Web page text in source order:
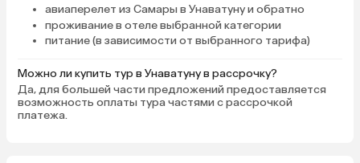
авиаперелет из Самары в Унаватуну и обратно
проживание в отеле выбранной категории
питание (в зависимости от выбранного тарифа)
Можно ли купить тур в Унаватуну в рассрочку?
Да, для большей части предложений предоставляется
возможность оплаты тура частями с рассрочкой
платежа.